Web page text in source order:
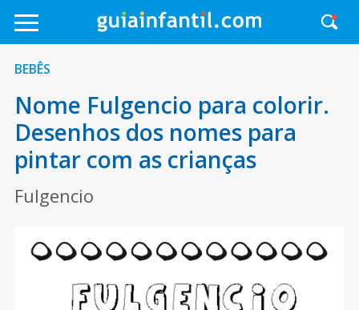
BEBÊS
Nome Fulgencio para colorir.
Desenhos dos nomes para
pintar com as crianças
Fulgencio